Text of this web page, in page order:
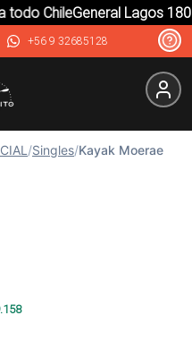
ChileGeneral Lagos
+56 9 32685128
/Singles/Kayak Moerae